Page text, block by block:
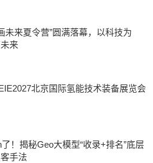
未来夏令营”圆满落幕，以科技为
来
北京国际氢能技术装备展览会
！揭秘Geo大模型“收录+排名”底层
手法